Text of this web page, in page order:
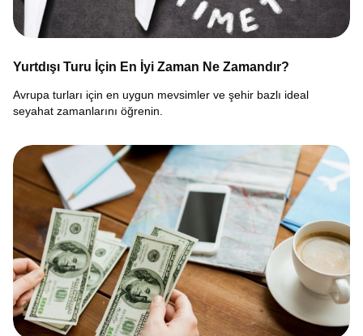
Yurtdışı Turu İçin En İyi Zaman Ne Zamandır?
Avrupa turları için en uygun mevsimler ve şehir bazlı ideal
seyahat zamanlarını öğrenin.